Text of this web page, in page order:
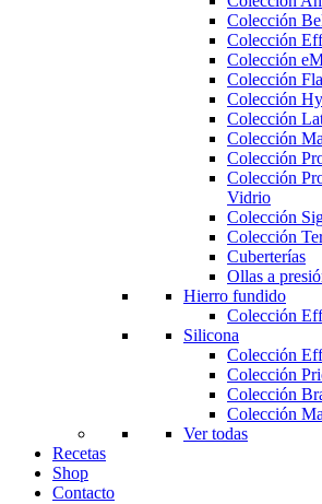
Colección
Colección
Colección
Colección
Colección
Colección
Colección
Colección
Colección
Vidrio
Colección
Colección
Cuberterías
Ollas a
Hierro fundido
Colección
Silicona
Colección
Colección
Colección
Colección
Ver todas
Recetas
Shop
Contacto